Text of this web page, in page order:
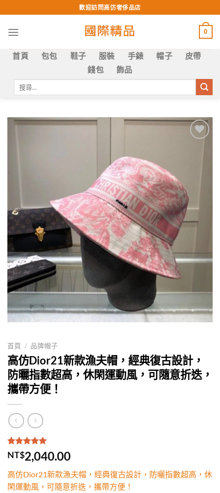
to
content
歡迎訪問高仿奢侈品店
0
首頁 包包 鞋子 服裝 手錶 帽子
皮帶
錢包
飾品
字:
首頁 / 品牌帽子
高仿Dior21新款漁夫帽，經典復古設計，
防曬指數超高，休閑運動風，可隨意折迭，
攜帶方便！
評分5.00 /
5，已有
1
位
分
NT$2,040.00
高仿Dior21新款漁夫帽，經典復古設計，防曬指數超高，休
閑運動風，可隨意折迭，攜帶方便！